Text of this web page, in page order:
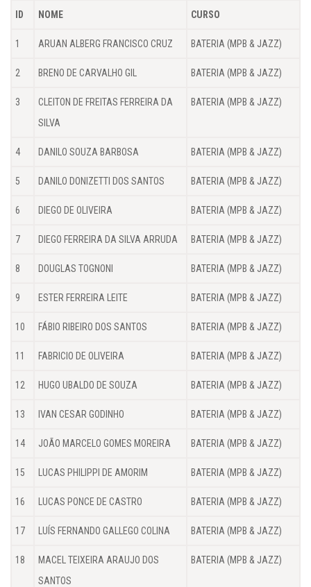
ID NOME CURSO
1 ARUAN ALBERG FRANCISCO CRUZ BATERIA (MPB & JAZZ)
2 BRENO DE CARVALHO GIL BATERIA (MPB & JAZZ)
3
CLEITON DE FREITAS FERREIRA DA
SILVA
BATERIA (MPB & JAZZ)
4 DANILO SOUZA BARBOSA BATERIA (MPB & JAZZ)
5 DANILO DONIZETTI DOS SANTOS BATERIA (MPB & JAZZ)
6 DIEGO DE OLIVEIRA BATERIA (MPB & JAZZ)
7 DIEGO FERREIRA DA SILVA ARRUDA BATERIA (MPB & JAZZ)
8 DOUGLAS TOGNONI BATERIA (MPB & JAZZ)
9 ESTER FERREIRA LEITE BATERIA (MPB & JAZZ)
10 FÁBIO RIBEIRO DOS SANTOS BATERIA (MPB & JAZZ)
11 FABRICIO DE OLIVEIRA BATERIA (MPB & JAZZ)
12 HUGO UBALDO DE SOUZA BATERIA (MPB & JAZZ)
13 IVAN CESAR GODINHO BATERIA (MPB & JAZZ)
14 JOÃO MARCELO GOMES MOREIRA BATERIA (MPB & JAZZ)
15 LUCAS PHILIPPI DE AMORIM BATERIA (MPB & JAZZ)
16 LUCAS PONCE DE CASTRO BATERIA (MPB & JAZZ)
17 LUÍS FERNANDO GALLEGO COLINA BATERIA (MPB & JAZZ)
18
MACEL TEIXEIRA ARAUJO DOS
SANTOS
BATERIA (MPB & JAZZ)